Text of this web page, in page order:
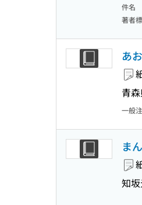
件名
著者
あ
青
一般
ま
知